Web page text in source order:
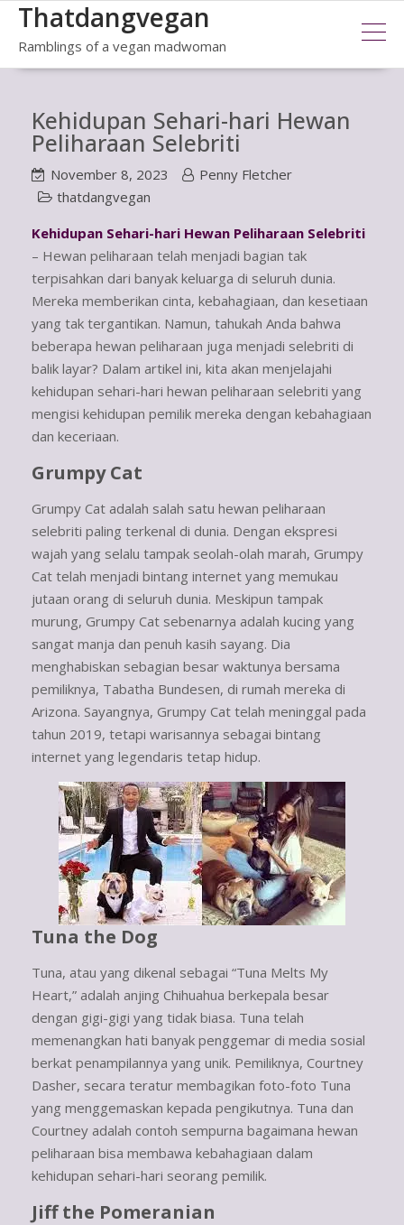
Skip
content
Thatdangvegan
Ramblings of a vegan madwoman
Kehidupan Sehari-hari Hewan
Peliharaan Selebriti
November 8, 2023
Penny Fletcher
thatdangvegan
Kehidupan Sehari-hari Hewan Peliharaan Selebriti
– Hewan peliharaan telah menjadi bagian tak
terpisahkan dari banyak keluarga di seluruh dunia.
Mereka memberikan cinta, kebahagiaan, dan kesetiaan
yang tak tergantikan. Namun, tahukah Anda bahwa
beberapa hewan peliharaan juga menjadi selebriti di
balik layar? Dalam artikel ini, kita akan menjelajahi
kehidupan sehari-hari hewan peliharaan selebriti yang
mengisi kehidupan pemilik mereka dengan kebahagiaan
dan keceriaan.
Grumpy Cat
Grumpy Cat adalah salah satu hewan peliharaan
selebriti paling terkenal di dunia. Dengan ekspresi
wajah yang selalu tampak seolah-olah marah, Grumpy
Cat telah menjadi bintang internet yang memukau
jutaan orang di seluruh dunia. Meskipun tampak
murung, Grumpy Cat sebenarnya adalah kucing yang
sangat manja dan penuh kasih sayang. Dia
menghabiskan sebagian besar waktunya bersama
pemiliknya, Tabatha Bundesen, di rumah mereka di
Arizona. Sayangnya, Grumpy Cat telah meninggal pada
tahun 2019, tetapi warisannya sebagai bintang
internet yang legendaris tetap hidup.
Tuna the Dog
Tuna, atau yang dikenal sebagai “Tuna Melts My
Heart,” adalah anjing Chihuahua berkepala besar
dengan gigi-gigi yang tidak biasa. Tuna telah
memenangkan hati banyak penggemar di media sosial
berkat penampilannya yang unik. Pemiliknya, Courtney
Dasher, secara teratur membagikan foto-foto Tuna
yang menggemaskan kepada pengikutnya. Tuna dan
Courtney adalah contoh sempurna bagaimana hewan
peliharaan bisa membawa kebahagiaan dalam
kehidupan sehari-hari seorang pemilik.
Jiff the Pomeranian